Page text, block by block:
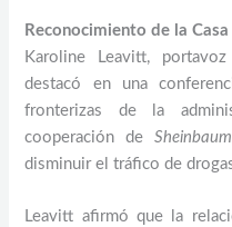
Reconocimiento de la Casa
Karoline Leavitt,
destacó en una
fronterizas de la
cooperación deSheinbaum
disminuir el tráfico de
Leavitt afirmó que la